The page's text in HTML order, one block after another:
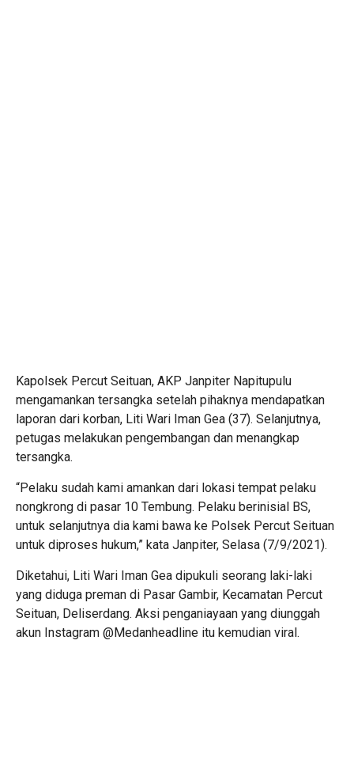
Kapolsek Percut Seituan, AKP Janpiter Napitupulu
mengamankan tersangka setelah pihaknya mendapatkan
laporan dari korban, Liti Wari Iman Gea (37). Selanjutnya,
petugas melakukan pengembangan dan menangkap
tersangka.
“Pelaku sudah kami amankan dari lokasi tempat pelaku
nongkrong di pasar 10 Tembung. Pelaku berinisial BS,
untuk selanjutnya dia kami bawa ke Polsek Percut Seituan
untuk diproses hukum,” kata Janpiter, Selasa (7/9/2021).
Diketahui, Liti Wari Iman Gea dipukuli seorang laki-laki
yang diduga preman di Pasar Gambir, Kecamatan Percut
Seituan, Deliserdang. Aksi penganiayaan yang diunggah
akun Instagram @Medanheadline itu kemudian viral.